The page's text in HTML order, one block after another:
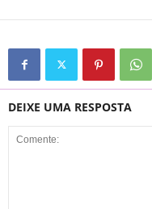
DEIXE UMA RESPOSTA